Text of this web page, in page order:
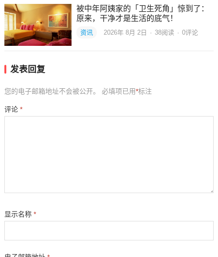
被中年阿姨家的「卫生死角」惊到了：
原来，干净才是生活的底气！
资讯 2026年 8月 2日 · 38阅读 · 0评论
发表回复
您的电子邮箱地址不会被公开。 必填项已用*标注
评论 *
显示名称 *